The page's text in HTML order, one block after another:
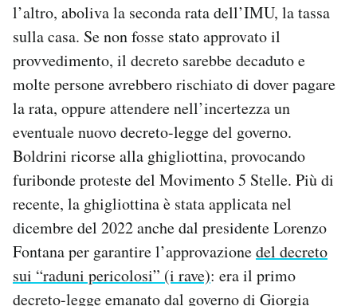
l’altro, aboliva la seconda rata dell’IMU, la tassa
sulla casa. Se non fosse stato approvato il
provvedimento, il decreto sarebbe decaduto e
molte persone avrebbero rischiato di dover pagare
la rata, oppure attendere nell’incertezza un
eventuale nuovo decreto-legge del governo.
Boldrini ricorse alla ghigliottina, provocando
furibonde proteste del Movimento 5 Stelle. Più di
recente, la ghigliottina è stata applicata nel
dicembre del 2022 anche dal presidente Lorenzo
Fontana per garantire l’approvazionedel decreto
sui “raduni pericolosi” (i rave): era il primo
decreto-legge emanato dal governo di Giorgia